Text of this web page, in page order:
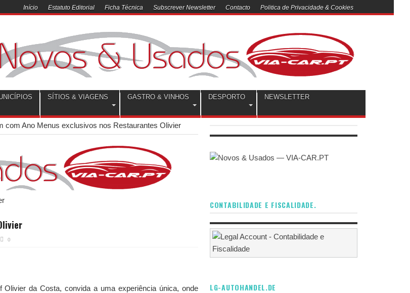
Início Estatuto Editorial Ficha Técnica Subscrever Newsletter Contacto Politica de Privacidade & Cookies
SÍTIOS & VIAGENS GASTRO & VINHOS DESPORTO NEWSLETTER
com Ano Menus exclusivos nos Restaurantes Olivier
0
da Costa, convida a uma experiência única, onde
CONTABILIDADE E FISCALIDADE.
LG-AUTOHANDEL.DE